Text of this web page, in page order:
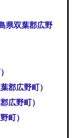
県双葉郡広野
郡広野町）
広野町）
町）